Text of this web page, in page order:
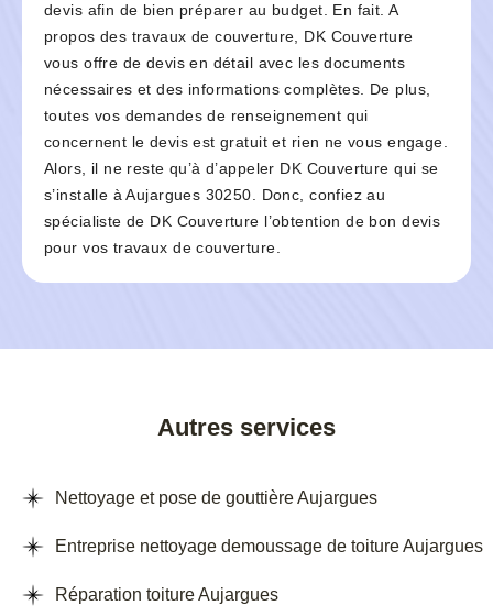
devis afin de bien préparer au budget. En fait. A
propos des travaux de couverture, DK Couverture
vous offre de devis en détail avec les documents
nécessaires et des informations complètes. De plus,
toutes vos demandes de renseignement qui
concernent le devis est gratuit et rien ne vous engage.
Alors, il ne reste qu’à d’appeler DK Couverture qui se
s’installe à Aujargues 30250. Donc, confiez au
spécialiste de DK Couverture l’obtention de bon devis
pour vos travaux de couverture.
Autres services
Nettoyage et pose de gouttière Aujargues
Entreprise nettoyage demoussage de toiture Aujargues
Réparation toiture Aujargues